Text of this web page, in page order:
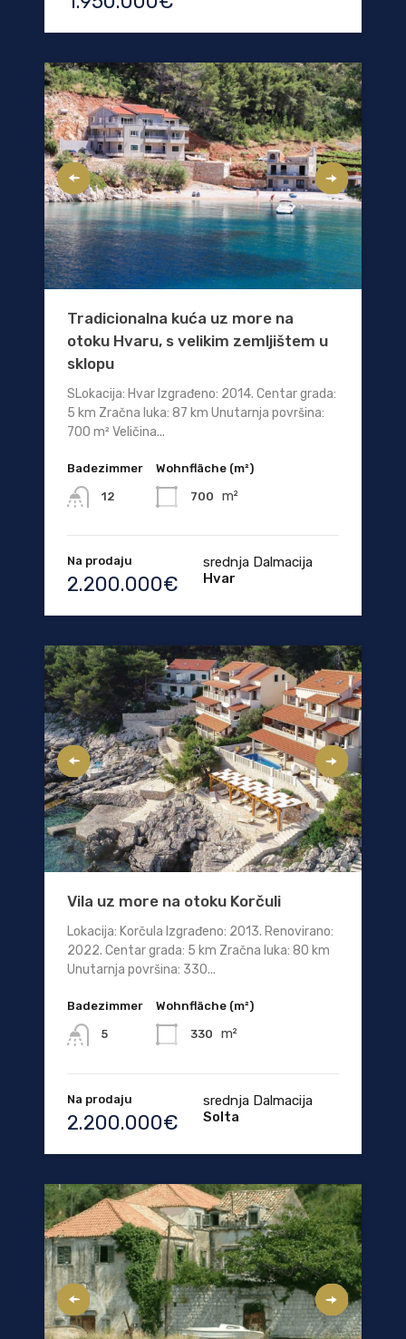
Tradicionalna kuća uz more na
otoku Hvaru, s velikim zemljištem u
sklopu
SLokacija: Hvar Izgrađeno: 2014. Centar grada:
5 km Zračna luka: 87 km Unutarnja površina:
700 m² Veličina...
Badezimmer
12
Wohnfläche (m²)
700 m²
Na prodaju
2.200.000€
srednja Dalmacija
Hvar
Vila uz more na otoku Korčuli
Lokacija: Korčula Izgrađeno: 2013. Renovirano:
2022. Centar grada: 5 km Zračna luka: 80 km
Unutarnja površina: 330...
Badezimmer
5
Wohnfläche (m²)
330 m²
Na prodaju
2.200.000€
srednja Dalmacija
Solta